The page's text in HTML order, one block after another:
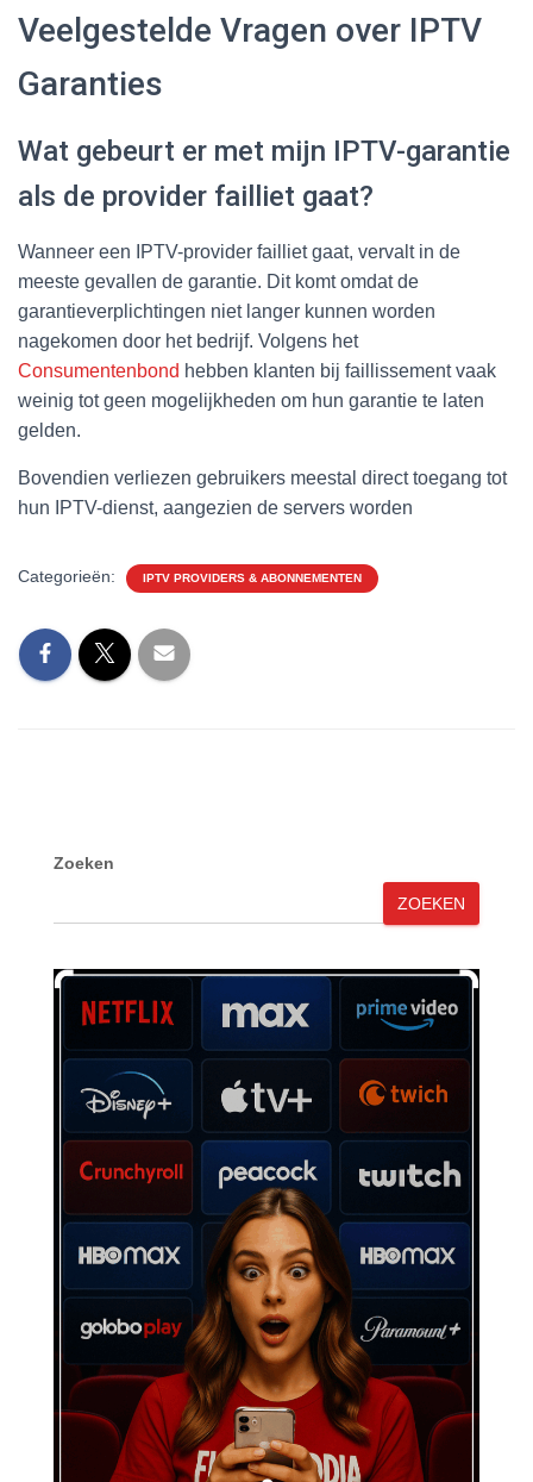
Veelgestelde Vragen over IPTV
Garanties
Wat gebeurt er met mijn IPTV-garantie
als de provider failliet gaat?
Wanneer een IPTV-provider failliet gaat, vervalt in de
meeste gevallen de garantie. Dit komt omdat de
garantieverplichtingen niet langer kunnen worden
nagekomen door het bedrijf. Volgens het
Consumentenbond hebben klanten bij faillissement vaak
weinig tot geen mogelijkheden om hun garantie te laten
gelden.
Bovendien verliezen gebruikers meestal direct toegang tot
hun IPTV-dienst, aangezien de servers worden
Categorieën: IPTV PROVIDERS & ABONNEMENTEN
Zoeken
ZOEKEN